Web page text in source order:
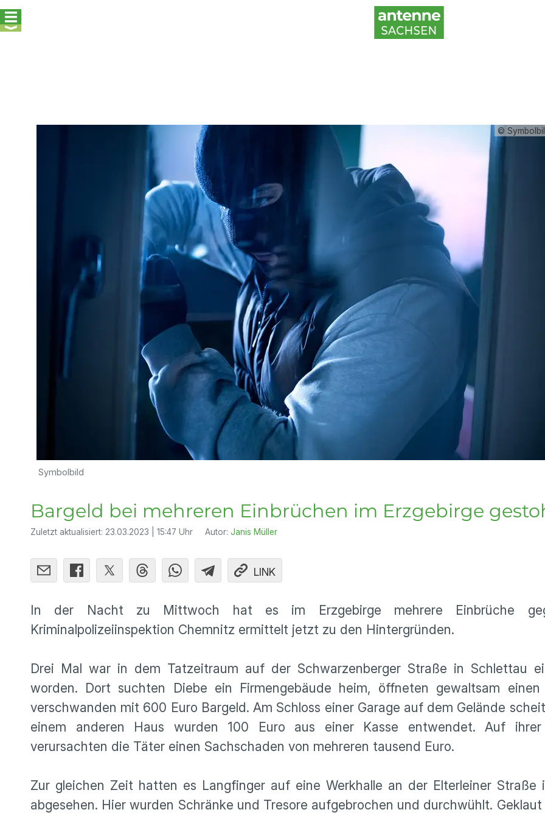
©
Symbolbild
Bargeld bei mehreren Einbrüchen im Erzgebirge
Zuletzt aktualisiert: 23.03.2023 | 15:47 Uhr Autor: Janis Müller
LINK
In der Nacht zu Mittwoch hat es im Erzgebirge mehrere Einbrüche
Kriminalpolizeiinspektion Chemnitz ermittelt jetzt zu den Hintergründen.
Drei Mal war in dem Tatzeitraum auf der Schwarzenberger Straße in Schlettau
worden. Dort suchten Diebe ein Firmengebäude heim, öffneten gewaltsam
verschwanden mit 600 Euro Bargeld. Am Schloss einer Garage auf dem Gelände
einem anderen Haus wurden 100 Euro aus einer Kasse entwendet. Auf ihrer
verursachten die Täter einen Sachschaden von mehreren tausend Euro.
Zur gleichen Zeit hatten es Langfinger auf eine Werkhalle an der Elterleiner Straße
abgesehen. Hier wurden Schränke und Tresore aufgebrochen und durchwühlt.